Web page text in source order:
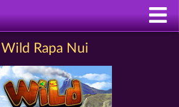
Wild Rapa Nui